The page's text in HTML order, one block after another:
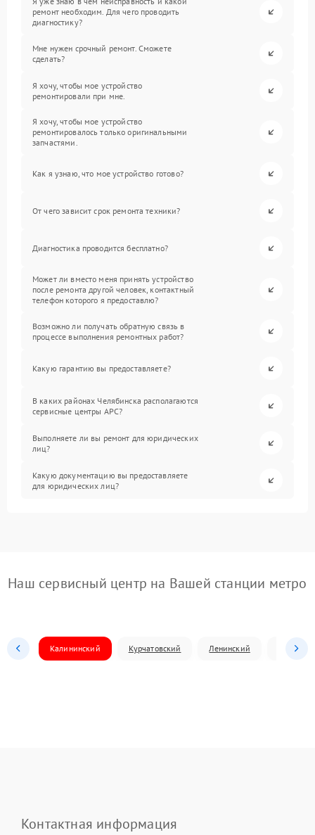
ремонт необходим. Для чего проводить
диагностику?
Мне нужен срочный ремонт. Сможете
сделать?
Я хочу, чтобы мое устройство
ремонтировали при мне.
Я хочу, чтобы мое устройство
ремонтировалось только оригинальными
запчастями.
Как я узнаю, что мое устройство готово?
От чего зависит срок ремонта техники?
Диагностика проводится бесплатно?
Может ли вместо меня принять устройство
после ремонта другой человек, контактный
телефон которого я предоставлю?
Возможно ли получать обратную связь в
процессе выполнения ремонтных работ?
Какую гарантию вы предоставляете?
В каких районах Челябинска располагаются
сервисные центры APC?
Выполняете ли вы ремонт для юридических
лиц?
Какую документацию вы предоставляете
для юридических лиц?
Наш сервисный центр на Вашей станции метро
Калининский Курчатовский Ленинский
Контактная информация